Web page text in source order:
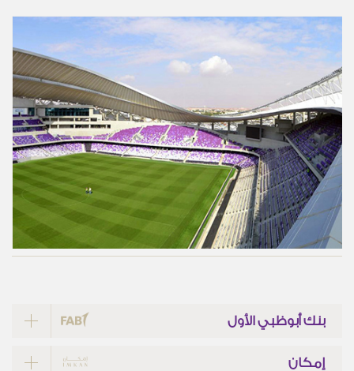
بنك أبوظبي الأول
إمكان